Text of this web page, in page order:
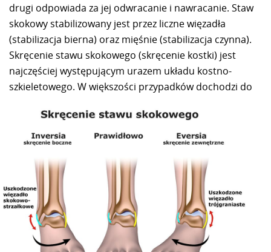
drugi odpowiada za jej odwracanie i nawracanie. Staw
skokowy stabilizowany jest przez liczne więzadła
(stabilizacja bierna) oraz mięśnie (stabilizacja czynna).
Skręcenie stawu skokowego (skręcenie kostki) jest
najczęściej występującym urazem układu kostno-
szkieletowego. W większości przypadków dochodzi do